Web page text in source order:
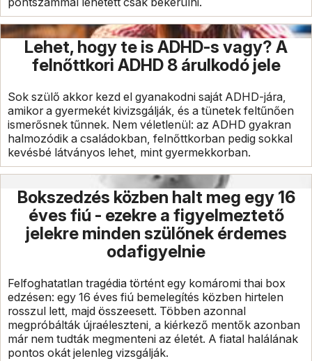
Lehet, hogy te is ADHD-s vagy? A
felnőttkori ADHD 8 árulkodó jele
Sok szülő akkor kezd el gyanakodni saját ADHD-jára,
amikor a gyermekét kivizsgálják, és a tünetek feltűnően
ismerősnek tűnnek. Nem véletlenül: az ADHD gyakran
halmozódik a családokban, felnőttkorban pedig sokkal
kevésbé látványos lehet, mint gyermekkorban.
Bokszedzés közben halt meg egy 16
éves fiú - ezekre a figyelmeztető
jelekre minden szülőnek érdemes
odafigyelnie
Felfoghatatlan tragédia történt egy komáromi thai box
edzésen: egy 16 éves fiú bemelegítés közben hirtelen
rosszul lett, majd összeesett. Többen azonnal
megpróbálták újraéleszteni, a kiérkező mentők azonban
már nem tudták megmenteni az életét. A fiatal halálának
pontos okát jelenleg vizsgálják.